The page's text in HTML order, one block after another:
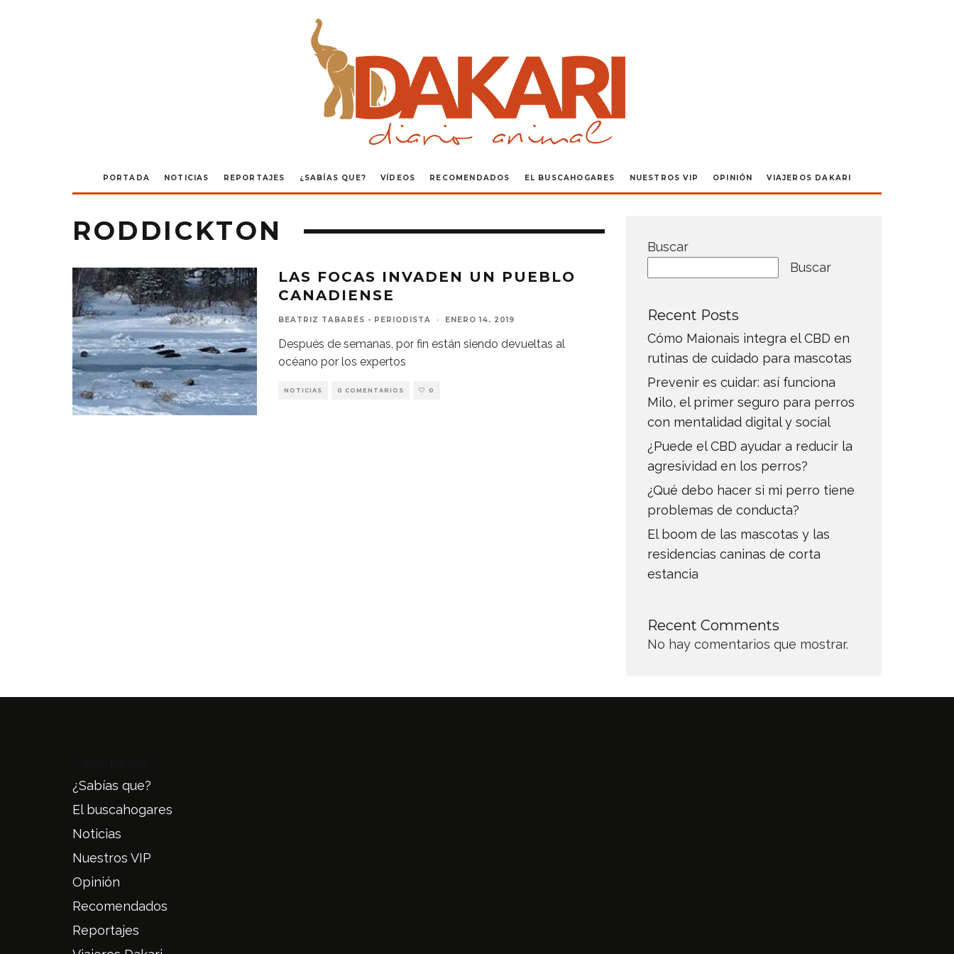
PORTADA NOTICIAS REPORTAJES ¿SABÍAS QUE? VÍDEOS RECOMENDADOS EL BUSCAHOGARES NUESTROS VIP OPINIÓN VIAJEROS DAKARI
RODDICKTON
LAS FOCAS INVADEN UN PUEBLO
CANADIENSE
BEATRIZ TABARÉS - PERIODISTA · ENERO 14, 2019
Después de semanas, por fin están siendo devueltas al
océano por los expertos
NOTICIAS 0 COMENTARIOS 0
Buscar
Buscar
Recent Posts
Cómo Maionais integra el CBD en
rutinas de cuidado para mascotas
Prevenir es cuidar: así funciona
Milo, el primer seguro para perros
con mentalidad digital y social
¿Puede el CBD ayudar a reducir la
agresividad en los perros?
¿Qué debo hacer si mi perro tiene
problemas de conducta?
El boom de las mascotas y las
residencias caninas de corta
estancia
Recent Comments
No hay comentarios que mostrar.
¿Sabías que?
El buscahogares
Noticias
Nuestros VIP
Opinión
Recomendados
Reportajes